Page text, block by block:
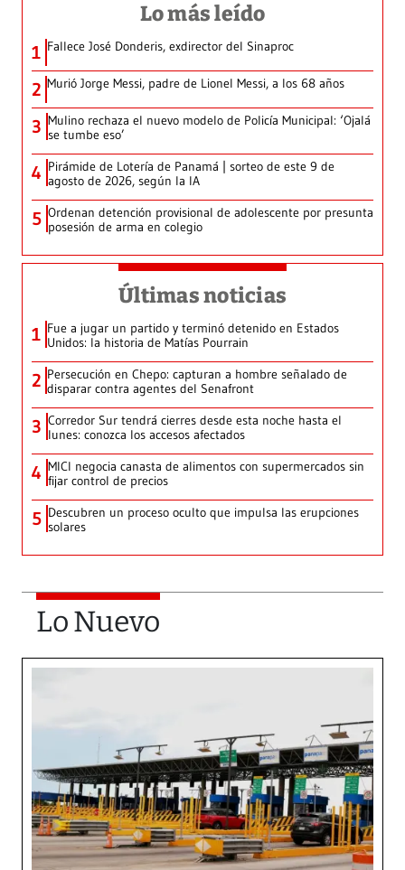
Lo más leído
1 Fallece José Donderis, exdirector del Sinaproc
2 Murió Jorge Messi, padre de Lionel Messi, a los 68 años
3 Mulino rechaza el nuevo modelo de Policía Municipal: ‘Ojalá
se tumbe eso’
4 Pirámide de Lotería de Panamá | sorteo de este 9 de
agosto de 2026, según la IA
5 Ordenan detención provisional de adolescente por presunta
posesión de arma en colegio
Últimas noticias
1 Fue a jugar un partido y terminó detenido en Estados
Unidos: la historia de Matías Pourrain
2 Persecución en Chepo: capturan a hombre señalado de
disparar contra agentes del Senafront
3 Corredor Sur tendrá cierres desde esta noche hasta el
lunes: conozca los accesos afectados
4 MICI negocia canasta de alimentos con supermercados sin
fijar control de precios
5 Descubren un proceso oculto que impulsa las erupciones
solares
Lo Nuevo